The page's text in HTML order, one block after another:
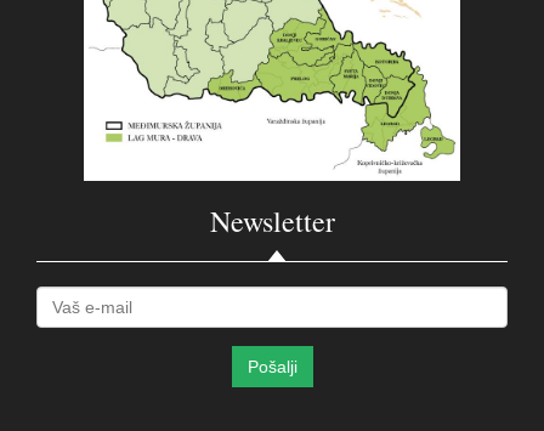
Newsletter